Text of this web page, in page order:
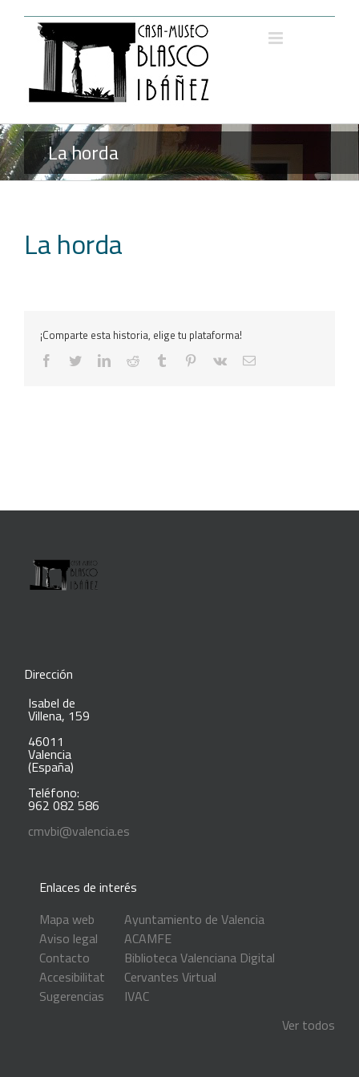
contenido
La horda
La horda
¡Comparte esta historia, elige tu plataforma!
facebooktwitterlinkedinreddit tumblr pinterest
vk
Correo
Dirección
Isabel de
Villena, 159
46011
Valencia
(España)
Teléfono:
962 082 586
cmvbi@valencia.es
Enlaces de interés
Mapa web
Aviso legal
Contacto
Accesibilitat
Sugerencias
Ayuntamiento de Valencia
ACAMFE
Biblioteca Valenciana Digital
Cervantes Virtual
IVAC
Ver todos